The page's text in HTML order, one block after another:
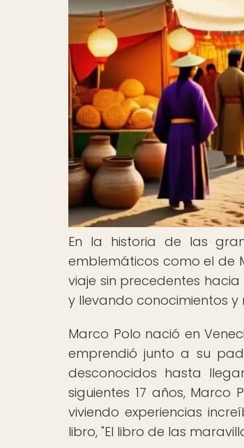
En la historia de las
emblemáticos como el de
viaje sin precedentes
y llevando conocimientos y
Marco Polo nació en
emprendió junto a su
desconocidos hasta
siguientes 17 años, Marco
viviendo experiencias
libro, "El libro de las